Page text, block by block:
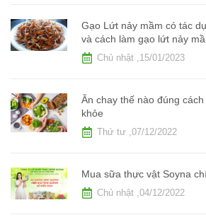
Gạo Lứt nảy mầm có tác
và cách làm gạo lứt nảy
Chủ nhật ,15/01/2023
Ăn chay thế nào đúng
khỏe
Thứ tư ,07/12/2022
Mua sữa thực vật Soyna
Chủ nhật ,04/12/2022